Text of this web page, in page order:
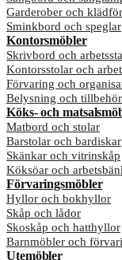
Garderober och
Sminkbord och speglar
Kontorsmöbler
Skrivbord och
Kontorsstolar och
Förvaring och
Belysning och tillbehör
Köks- och
Matbord och stolar
Barstolar och bardiskar
Skänkar och vitrinskåp
Köksöar och
Förvaringsmöbler
Hyllor och bokhyllor
Skåp och lådor
Skoskåp och hatthyllor
Barnmöbler och
Utemöbler